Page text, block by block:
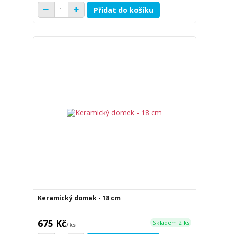
Přidat do košíku
Keramický domek - 18 cm
675 Kč/ks Skladem 2 ks